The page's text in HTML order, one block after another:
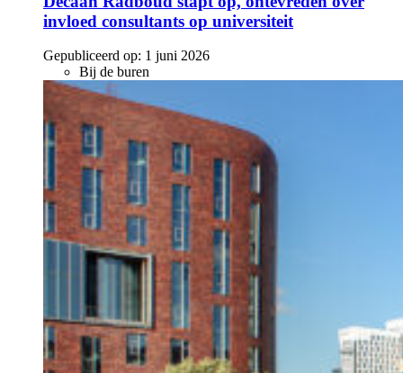
invloed consultants op universiteit
Gepubliceerd op: 1 juni 2026
Bij de buren